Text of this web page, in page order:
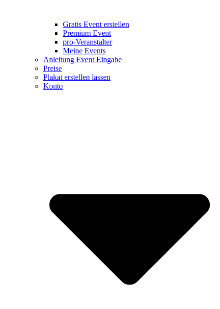
Gratis Event erstellen
Premium Event
pro-Veranstalter
Meine Events
Anleitung Event Eingabe
Preise
Plakat erstellen lassen
Konto